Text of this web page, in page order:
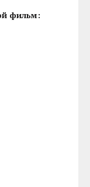
фильм: